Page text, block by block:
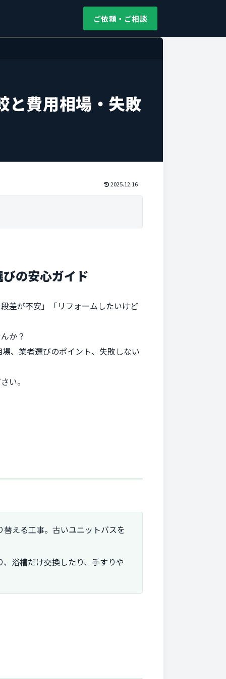
ご依頼・ご相談
と費用相場・失敗
2025.12.16
の安心ガイド
差が不安」「リフォームしたいけど
か？
、業者選びのポイント、失敗しない
い。
える工事。古いユニットバスを
浴槽だけ交換したり、手すりや